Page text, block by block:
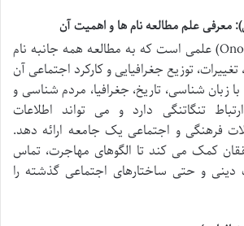
معرفی علم مطالعه نام ها و اهمیت آن
آنوماستیک (Onomastics) علمی است که به مطالعه همه جانبه نام
توزیع جغرافیایی و کارکرد اجتماعی آن
زبان شناسی، تاریخ، جغرافیا، مردم شناسی و
تنگاتنگی دارد و می تواند اطلاعات
فرهنگی و اجتماعی یک جامعه ارائه دهد.
کمک می کند تا الگوهای مهاجرت، تماس
دینی و حتی ساختارهای اجتماعی گذشته را